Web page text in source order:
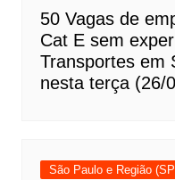
50 Vagas de
Cat E sem
Transportes em
nesta terça (26/
São Paulo e Região